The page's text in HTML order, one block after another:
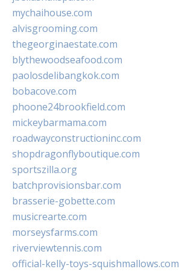
mychaihouse.com
alvisgrooming.com
thegeorginaestate.com
blythewoodseafood.com
paolosdelibangkok.com
bobacove.com
phoone24brookfield.com
mickeybarmama.com
roadwayconstructioninc.com
shopdragonflyboutique.com
sportszilla.org
batchprovisionsbar.com
brasserie-gobette.com
musicrearte.com
morseysfarms.com
riverviewtennis.com
official-kelly-toys-squishmallows.com